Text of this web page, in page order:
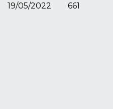
19/05/2022 661